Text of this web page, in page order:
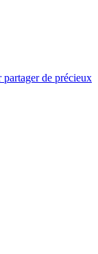
partager de précieux